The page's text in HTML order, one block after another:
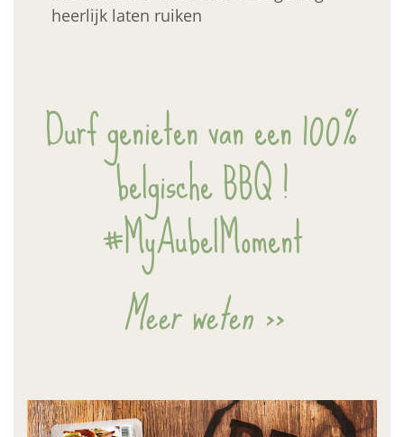
heerlijk laten ruiken
Durf genieten van een 100%
belgische BBQ!
#MyAubelMoment
Meer weten >>